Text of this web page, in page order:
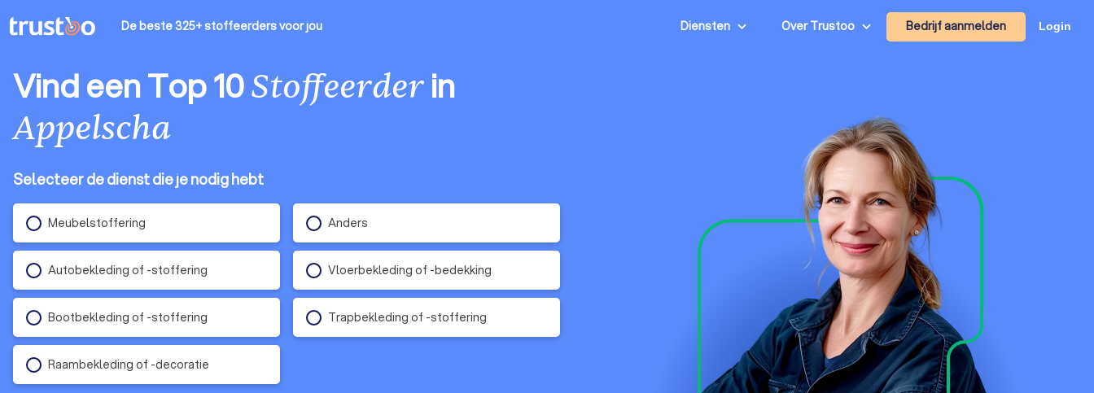
De beste 325+ stoffeerdersvoor jou Diensten Over Trustoo Bedrijf aanmelden Login
Vind een Top 10Stoffeerderin
Appelscha
Selecteer de dienst die je nodig hebt
Meubelstoffering Anders
Autobekleding of -stoffering Vloerbekleding of -bedekking
Bootbekleding of -stoffering Trapbekleding of -stoffering
Raambekleding of -decoratie